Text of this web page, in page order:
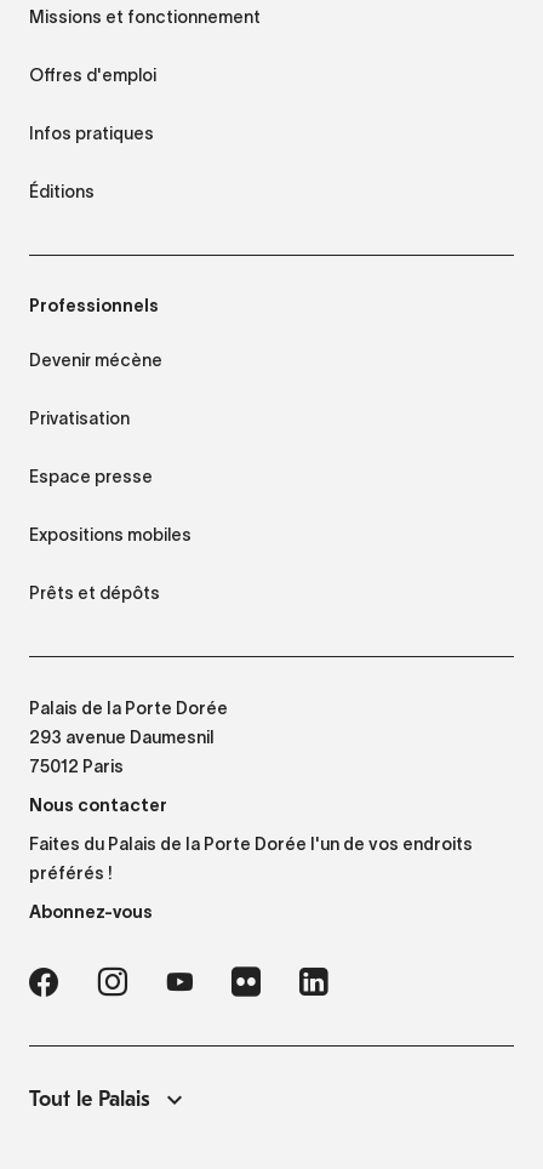
Missions et fonctionnement
Offres d'emploi
Infos pratiques
Éditions
Professionnels
Devenir mécène
Privatisation
Espace presse
Expositions mobiles
Prêts et dépôts
Palais de la Porte Dorée
293 avenue Daumesnil
75012 Paris
Nous contacter
Faites du Palais de la Porte Dorée l'un de vos endroits
préférés !
Abonnez-vous
Tout le Palais